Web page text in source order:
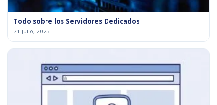
Todo sobre los Servidores Dedicados
21 Julio, 2025